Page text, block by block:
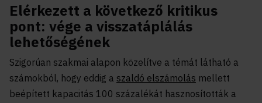
Elérkezett a következő kritikus
pont: vége a visszatáplálás
lehetőségének
Szigorúan szakmai alapon közelítve a témát látható a
számokból, hogy eddig a szaldó elszámolás mellett
beépített kapacitás 100 százalékát hasznosították a